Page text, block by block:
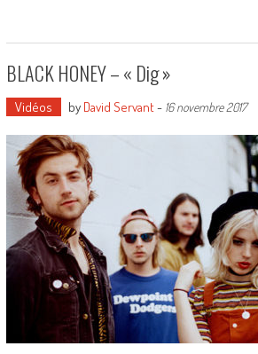
BLACK HONEY – « Dig »
Vidéos by David Servant- 16 novembre 2017